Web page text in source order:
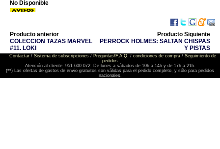
No Disponible
Producto anterior
COLECCION TAZAS MARVEL
#11. LOKI
Producto Siguiente
PERROCK HOLMES: SALTAN CHISPAS
Y PISTAS
Contactar/ Sistema de subscripciones/ Preguntas/F.A.Q. / condiciones de compra/ Seguimiento de
pedidos
Atención al cliente: 951 600 072. De lunes a sábados de 10h a 14h y de 17h a 21h.
(**) Las ofertas de gastos de envio gratuitos son válidas para el pedido completo, y sólo para pedidos
nacionales.